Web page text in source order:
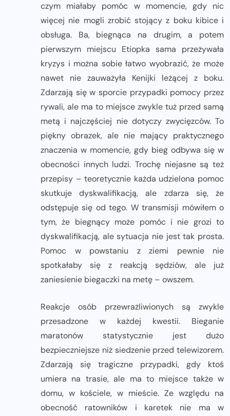
czym miałaby pomóc w momencie, gdy nic
więcej nie mogli zrobić stojący z boku kibice i
obsługa. Ba, biegnąca na drugim, a potem
pierwszym miejscu Etiopka sama przeżywała
kryzys i można sobie łatwo wyobrazić, że może
nawet nie zauważyła Kenijki leżącej z boku.
Zdarzają się w sporcie przypadki pomocy przez
rywali, ale ma to miejsce zwykle tuż przed samą
metą i najczęściej nie dotyczy zwycięzców. To
piękny obrazek, ale nie mający praktycznego
znaczenia w momencie, gdy bieg odbywa się w
obecności innych ludzi. Trochę niejasne są też
przepisy – teoretycznie każda udzielona pomoc
skutkuje dyskwalifikacją, ale zdarza się, że
odstępuje się od tego. W transmisji mówiłem o
tym, że biegnący może pomóc i nie grozi to
dyskwalifikacją, ale sytuacja nie jest tak prosta.
Pomoc w powstaniu z ziemi pewnie nie
spotkałaby się z reakcją sędziów, ale już
zaniesienie biegaczki na metę – owszem.
Reakcje osób przewrażliwionych są zwykle
przesadzone w każdej kwestii. Bieganie
maratonów statystycznie jest dużo
bezpieczniejsze niż siedzenie przed telewizorem.
Zdarzają się tragiczne przypadki, gdy ktoś
umiera na trasie, ale ma to miejsce także w
domu, w kościele, w mieście. Ze względu na
obecność ratowników i karetek nie ma w